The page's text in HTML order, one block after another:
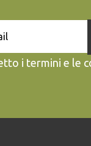
i termini e le